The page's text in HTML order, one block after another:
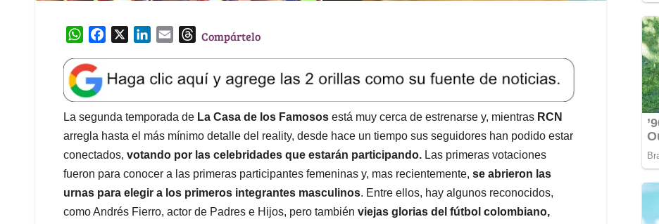
W
a
t
s
A
p
p
e
b
o
o
k
k
e
d
I
n
l
T
e
a
d
s
Compártelo
La segunda temporada de La Casa de los Famosos está muy cerca de estrenarse y, mientras RCN
arregla hasta el más mínimo detalle del reality, desde hace un tiempo sus seguidores han podido estar
conectados, votando por las celebridades que estarán participando. Las primeras votaciones
fueron para conocer a las primeras participantes femeninas y, mas recientemente, se abrieron las
urnas para elegir a los primeros integrantes masculinos. Entre ellos, hay algunos reconocidos,
como Andrés Fierro, actor de Padres e Hijos, pero también viejas glorias del fútbol colombiano,